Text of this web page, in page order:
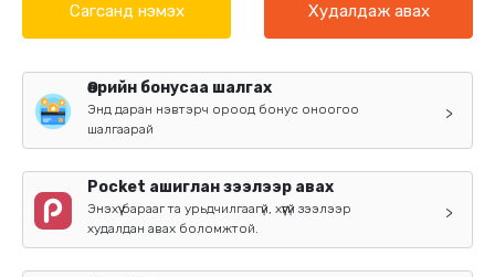
Сагсанд нэмэх Худалдаж авах
Өөрийн бонусаа шалгах
Энд даран нэвтэрч ороод бонус оноогоо
шалгаарай
>
Pocket ашиглан зээлээр авах
Энэхүү барааг та урьдчилгаагүй, хүүгүй зээлээр
худалдан авах боломжтой.
>